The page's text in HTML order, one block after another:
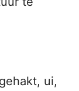
ui,